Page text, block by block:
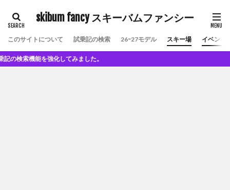
skibum fancy スキーバムファンシー
このサイトについて 試乗記の検索 26ｰ27モデル スキー場 イベント
機能を強化してみました。